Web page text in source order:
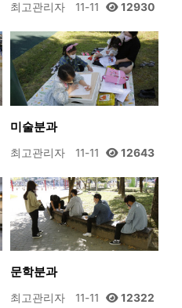
최고관리자 11-11 12930
미술분과
최고관리자 11-11 12643
문학분과
최고관리자 11-11 12322